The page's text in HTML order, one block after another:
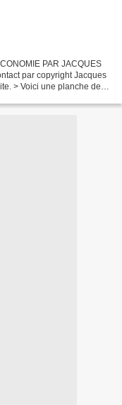
PAR JACQUES
par copyright Jacques
> Voici une planche de